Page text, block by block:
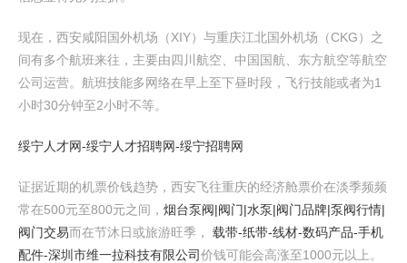
现在，西安咸阳国外机场（XIY）与重庆江北国外机场（CKG）之
间有多个航班来往，主要由四川航空、中国国航、东方航空等航空
公司运营。航班技能多网络在早上至下昼时段，飞行技能或者为1
小时30分钟至2小时不等。
绥宁人才网-绥宁人才招聘网-绥宁招聘网
证据近期的机票价钱趋势，西安飞往重庆的经济舱票价在淡季频频
常在500元至800元之间， 烟台泵阀|阀门|水泵|阀门品牌|泵阀行情|
阀门交易而在节沐日或旅游旺季， 载带-纸带-线材-数码产品-手机
配件-深圳市维一拉科技有限公司价钱可能会高涨至1000元以上。